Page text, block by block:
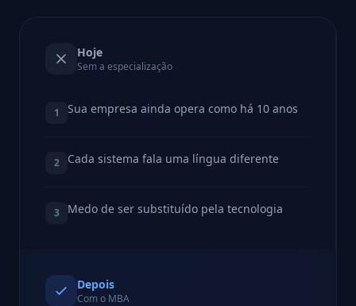
Hoje
Sem a especialização
1 Sua empresa ainda opera como há 10 anos
2 Cada sistema fala uma língua diferente
3 Medo de ser substituído pela tecnologia
Depois
Com o MBA